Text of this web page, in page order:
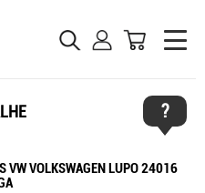
?
VW VOLKSWAGEN LUPO 24016